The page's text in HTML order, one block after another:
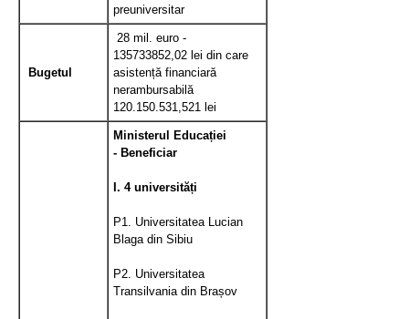
preuniversitar
Bugetul
28 mil. euro -
135733852,02 lei din care
asistență financiară
nerambursabilă
120.150.531,521 lei
Ministerul Educației
- Beneficiar
I. 4 universități
P1. Universitatea Lucian
Blagadin Sibiu
P2. Universitatea
Transilvaniadin Brașov